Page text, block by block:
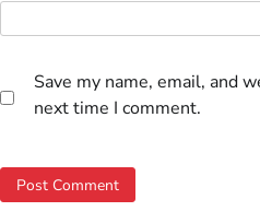
Save my name, email, and
next time I comment.